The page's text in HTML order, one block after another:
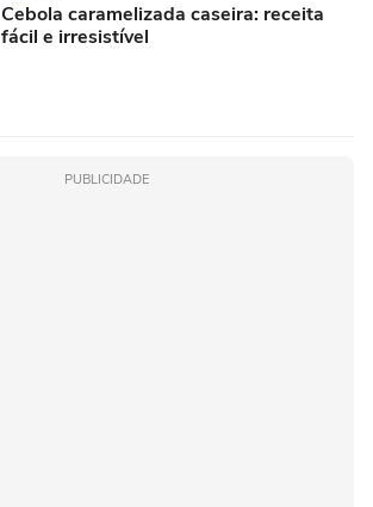
Cebola caramelizada caseira: receita
fácil e irresistível
PUBLICIDADE